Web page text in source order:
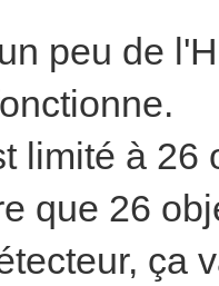
peu de
limité à 26
que 26
ça